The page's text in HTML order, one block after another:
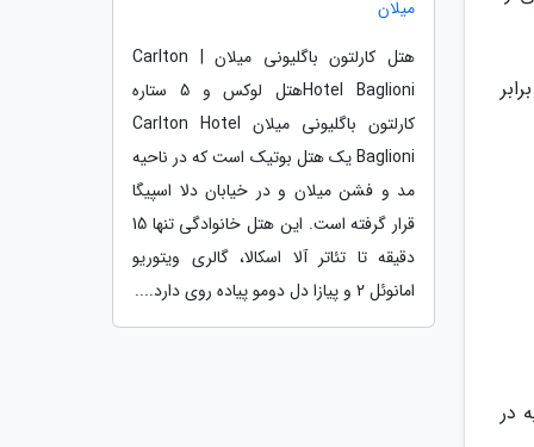
در
میلان
هتل کارلتون باگلیونی میلان | Carlton
Hotel Baglioniهتل لوکس و 5 ستاره
کارلتون باگلیونی میلان Carlton Hotel
Baglioni یک هتل بوتیک است که در ناحیه
مد و فشن میلان و در خیابان دلا اسپیگا
قرار گرفته است. این هتل خانوادگی تنها 15
دقیقه تا تئاتر آلا اسکالا، گالری ویتوریو
امانوئل 2 و پیازا دل دومو پیاده روی دارد....